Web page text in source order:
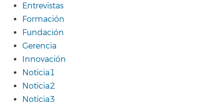
Entrevistas
Formación
Fundación
Gerencia
Innovación
Noticia1
Noticia2
Noticia3